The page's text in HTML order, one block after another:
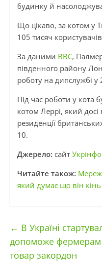
будинку й
Що цікаво, за котом у
105 тисяч
За даними BBC,
південного району
роботу на дипслужбі у
Під час роботи у кота
котом Леррі, який
резиденції
10.
Джерело: сайт
Читайте також:
який думає що він кінь
← В Україні
допоможе фермерам
товар закордон